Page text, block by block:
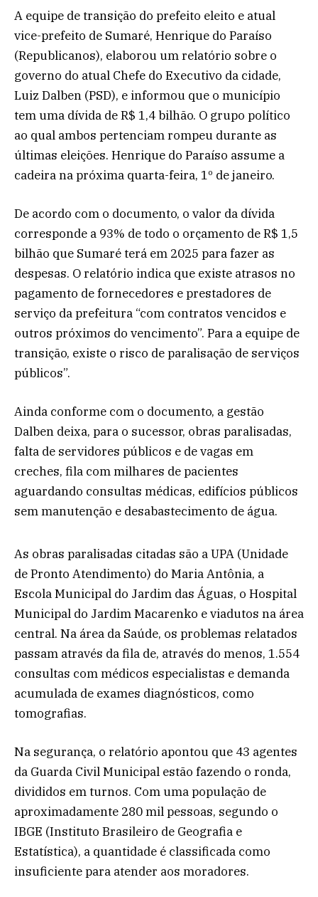
A equipe de transição do prefeito eleito e atual
vice-prefeito de Sumaré, Henrique do Paraíso
(Republicanos), elaborou um relatório sobre o
governo do atual Chefe do Executivo da cidade,
Luiz Dalben (PSD), e informou que o município
tem uma dívida de R$ 1,4 bilhão. O grupo político
ao qual ambos pertenciam rompeu durante as
últimas eleições. Henrique do Paraíso assume a
cadeira na próxima quarta-feira, 1º de janeiro.
De acordo com o documento, o valor da dívida
corresponde a 93% de todo o orçamento de R$ 1,5
bilhão que Sumaré terá em 2025 para fazer as
despesas. O relatório indica que existe atrasos no
pagamento de fornecedores e prestadores de
serviço da prefeitura “com contratos vencidos e
outros próximos do vencimento”. Para a equipe de
transição, existe o risco de paralisação de serviços
públicos”.
Ainda conforme com o documento, a gestão
Dalben deixa, para o sucessor, obras paralisadas,
falta de servidores públicos e de vagas em
creches, fila com milhares de pacientes
aguardando consultas médicas, edifícios públicos
sem manutenção e desabastecimento de água.
As obras paralisadas citadas são a UPA (Unidade
de Pronto Atendimento) do Maria Antônia, a
Escola Municipal do Jardim das Águas, o Hospital
Municipal do Jardim Macarenko e viadutos na área
central. Na área da Saúde, os problemas relatados
passam através da fila de, através do menos, 1.554
consultas com médicos especialistas e demanda
acumulada de exames diagnósticos, como
tomografias.
Na segurança, o relatório apontou que 43 agentes
da Guarda Civil Municipal estão fazendo o ronda,
divididos em turnos. Com uma população de
aproximadamente 280 mil pessoas, segundo o
IBGE (Instituto Brasileiro de Geografia e
Estatística), a quantidade é classificada como
insuficiente para atender aos moradores.